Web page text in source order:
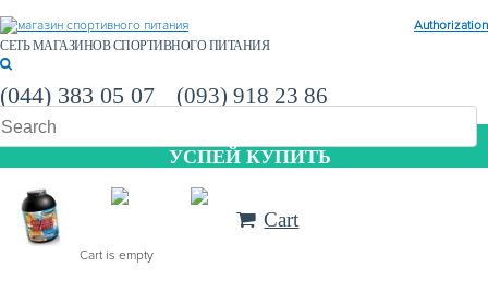
Authorization
СЕТЬ МАГАЗИНОВ СПОРТИВНОГО ПИТАНИЯ
(044) 383 05 07 (093) 918 23 86
УСПЕЙ КУПИТЬ
Cart
Cart is empty